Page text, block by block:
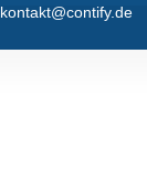
kontakt@contify.de